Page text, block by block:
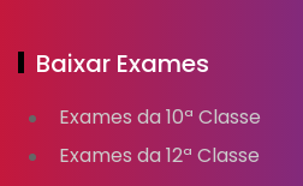
Baixar Exames
Exames da 10ª Classe
Exames da 12ª Classe